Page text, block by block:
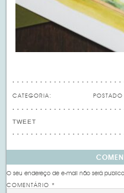
CATEGORIA:
TWEET
O seu endereço de e-mail não será
COMENTÁRIO*